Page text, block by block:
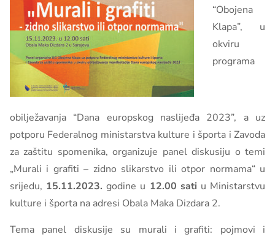
“Obojena
Klapa”, u
okviru
programa
obilježavanja “Dana europskog naslijeđa 2023”, a uz
potporu Federalnog ministarstva kulture i športa i Zavoda
za zaštitu spomenika, organizuje panel diskusiju o temi
„Murali i grafiti – zidno slikarstvo ili otpor normama“ u
srijedu, 15.11.2023. godine u 12.00 satiu Ministarstvu
kulture i športa na adresi Obala Maka Dizdara 2.
Tema panel diskusije su murali i grafiti: pojmovi i